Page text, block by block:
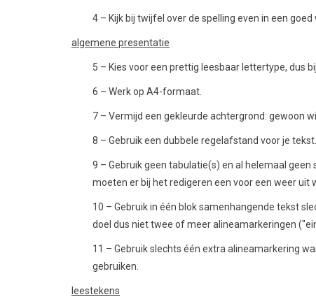
4 – Kijk bij twijfel over de spelling even in een goed
algemene presentatie
5 – Kies voor een prettig leesbaar lettertype, dus
6 – Werk op A4-formaat.
7 – Vermijd een gekleurde achtergrond: gewoon
8 – Gebruik een dubbele regelafstand voor je tekst.
9 – Gebruik geen tabulatie(s) en al helemaal
moeten er bij het redigeren een voor een weer uit
10 – Gebruik in één blok samenhangende tekst
doel dus niet twee of meer alineamarkeringen
11 – Gebruik slechts één extra alineamarkering
gebruiken.
leestekens